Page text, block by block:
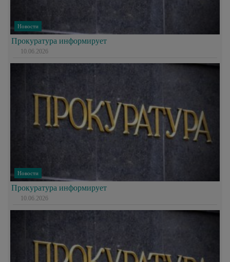
Новости
Прокуратура информирует
10.06.2026
Новости
Прокуратура информирует
10.06.2026